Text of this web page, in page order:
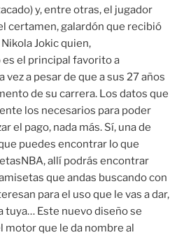
y, entre otras, el jugador
certamen, galardón que recibió
Jokic quien,
el principal favorito a
a pesar de que a sus 27 años
de su carrera. Los datos que
los necesarios para poder
el pago, nada más. Sí, una de
puedes encontrar lo que
allí podrás encontrar
que andas buscando con
para el uso que le vas a dar,
tuya… Este nuevo diseño se
motor que le da nombre al